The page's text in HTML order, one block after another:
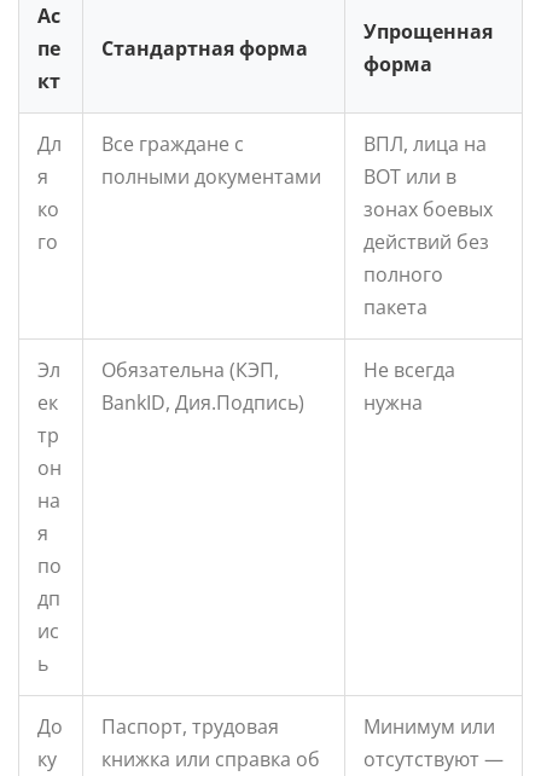
Ас
пе
кт
Стандартная форма
Упрощенная
форма
Дл
я
ко
го
Все граждане с
полными документами
ВПЛ, лица на
ВОТ или в
зонах боевых
действий без
полного
пакета
Эл
ек
тр
он
на
я
по
дп
ис
ь
Обязательна (КЭП,
BankID, Дия.Подпись)
Не всегда
нужна
До
ку
Паспорт, трудовая
книжка или справка об
Минимум или
отсутствуют —